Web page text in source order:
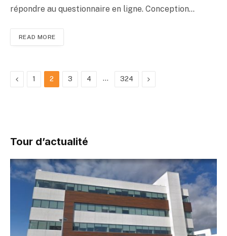
répondre au questionnaire en ligne. Conception…
READ MORE
Précédent
1 2 3 4 … 324 Suivant
Tour d’actualité